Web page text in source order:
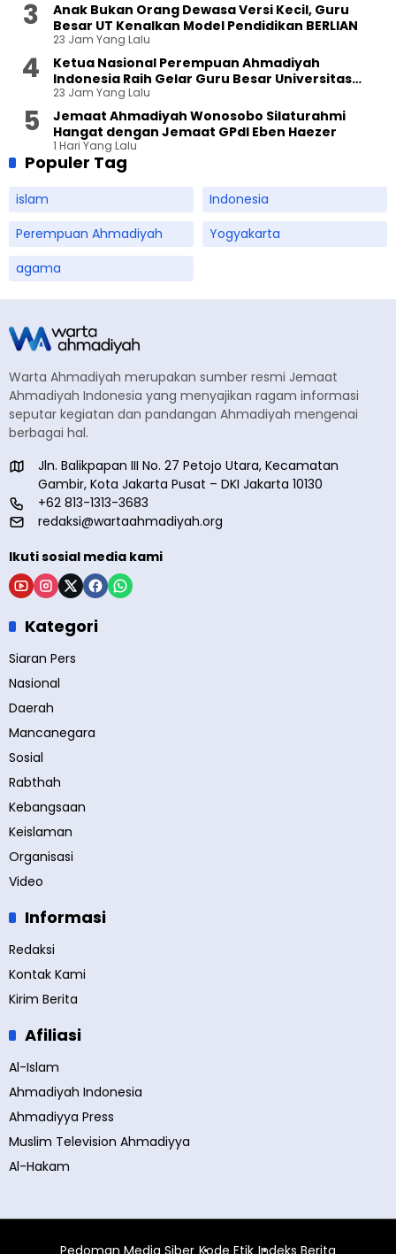
Anak Bukan Orang Dewasa Versi Kecil, Guru
Besar UT Kenalkan Model Pendidikan BERLIAN
23 Jam Yang Lalu
Ketua Nasional Perempuan Ahmadiyah
Indonesia Raih Gelar Guru Besar Universitas
Terbuka
23 Jam Yang Lalu
Jemaat Ahmadiyah Wonosobo Silaturahmi
Hangat dengan Jemaat GPdI Eben Haezer
1 Hari Yang Lalu
Populer Tag
islam
Indonesia
Perempuan Ahmadiyah
Yogyakarta
agama
Warta Ahmadiyah merupakan sumber resmi Jemaat
Ahmadiyah Indonesia yang menyajikan ragam informasi
seputar kegiatan dan pandangan Ahmadiyah mengenai
berbagai hal.
Jln. Balikpapan III No. 27 Petojo Utara, Kecamatan
Gambir, Kota Jakarta Pusat – DKI Jakarta 10130
+62 813-1313-3683
redaksi@wartaahmadiyah.org
Ikuti sosial media kami
Kategori
Siaran Pers
Nasional
Daerah
Mancanegara
Sosial
Rabthah
Kebangsaan
Keislaman
Organisasi
Video
Informasi
Redaksi
Kontak Kami
Kirim Berita
Afiliasi
Al-Islam
Ahmadiyah Indonesia
Ahmadiyya Press
Muslim Television Ahmadiyya
Al-Hakam
Pedoman Media Siber Kode Etik Indeks Berita